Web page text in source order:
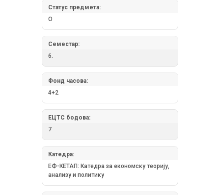
Статус предмета:
О
Семестар:
6.
Фонд часова:
4+2
ЕЦТС бодова:
7
Катедра:
ЕФ-КЕТАП: Катедра за економску теорију,
анализу и политику